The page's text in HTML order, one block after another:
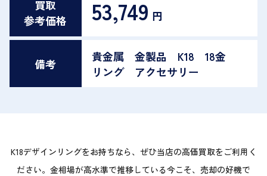
買取
参考価格
53,749 円
備考
貴金属 金製品 K18 18金
リング アクセサリー
K18デザインリングをお持ちなら、ぜひ当店の高価買取をご利用く
ださい。金相場が高水準で推移している今こそ、売却の好機で